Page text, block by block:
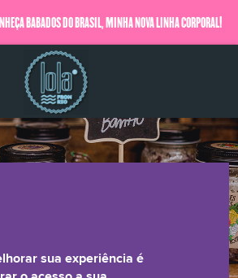
BABADOS DO BRASIL, MINHA NOVA LINHA CORPORAL!
QUERO SABER MAIS
sua experiência é